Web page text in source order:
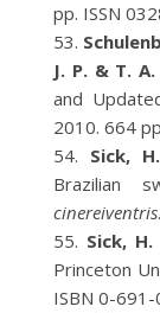
pp. ISSN
J. P. & T.
and
2010. 664
Sick, H.
Brazilian
cinereiventris
Sick, H.
Princeton
ISBN 0-